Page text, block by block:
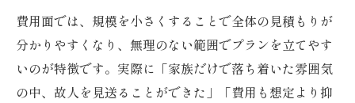
費用面では、規模を小さくすることで全体の見積もりが
分かりやすくなり、無理のない範囲でプランを立てやす
いのが特徴です。実際に「家族だけで落ち着いた雰囲気
の中、故人を見送ることができた」「費用も想定より抑